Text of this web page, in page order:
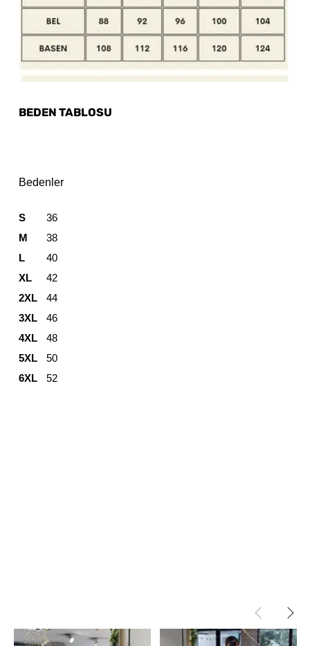
BEDEN TABLOSU
Bedenler
S
36
M
38
L
40
XL
42
2XL
44
3XL
46
4XL
48
5XL
50
6XL
52